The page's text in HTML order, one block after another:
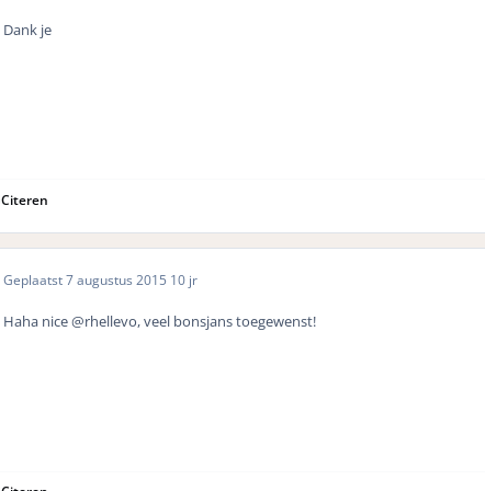
Dank je
Citeren
Geplaatst7 augustus 2015 10 jr
Haha nice @rhellevo, veel bonsjans toegewenst!